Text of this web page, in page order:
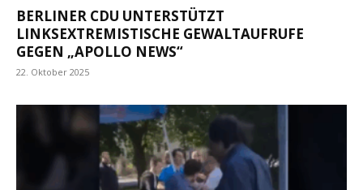
BERLINER CDU UNTERSTÜTZT
LINKSEXTREMISTISCHE GEWALTAUFRUFE
GEGEN „APOLLO NEWS“
22. Oktober 2025